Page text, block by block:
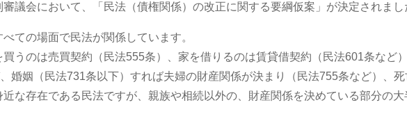
議会において、「民法（債権関係）の改正に関する要綱仮案」が決定されま
ての場面で民法が関係しています。
うのは売買契約（民法555条）、家を借りるのは賃貸借契約（民法601条など
婚姻（民法731条以下）すれば夫婦の財産関係が決まり（民法755条など）、
な存在である民法ですが、親族や相続以外の、財産関係を決めている部分の